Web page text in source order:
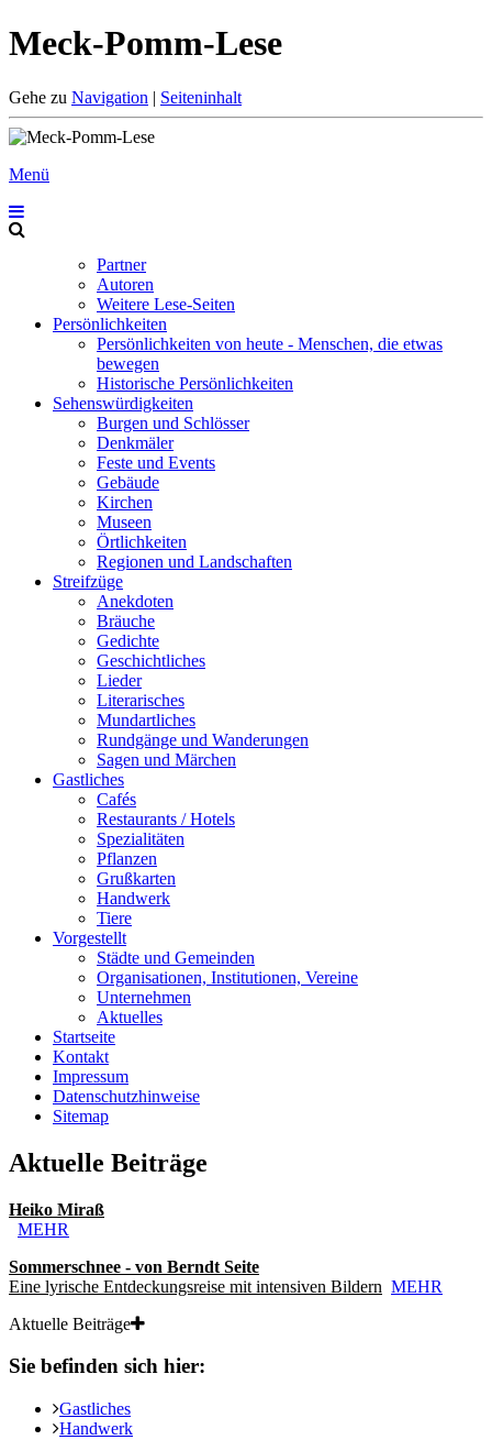
Meck-Pomm-Lese
Gehe zu Navigation | Seiteninhalt
Menü
Partner
Autoren
Weitere Lese-Seiten
Persönlichkeiten
Persönlichkeiten von heute - Menschen, die etwas
bewegen
Historische Persönlichkeiten
Sehenswürdigkeiten
Burgen und Schlösser
Denkmäler
Feste und Events
Gebäude
Kirchen
Museen
Örtlichkeiten
Regionen und Landschaften
Streifzüge
Anekdoten
Bräuche
Gedichte
Geschichtliches
Lieder
Literarisches
Mundartliches
Rundgänge und Wanderungen
Sagen und Märchen
Gastliches
Cafés
Restaurants / Hotels
Spezialitäten
Pflanzen
Grußkarten
Handwerk
Tiere
Vorgestellt
Städte und Gemeinden
Organisationen, Institutionen, Vereine
Unternehmen
Aktuelles
Startseite
Kontakt
Impressum
Datenschutzhinweise
Sitemap
Aktuelle Beiträge
Heiko Miraß
MEHR
Sommerschnee - von Berndt Seite
Eine lyrische Entdeckungsreise mit intensiven Bildern MEHR
Aktuelle Beiträge
Sie befinden sich hier:
Gastliches
Handwerk